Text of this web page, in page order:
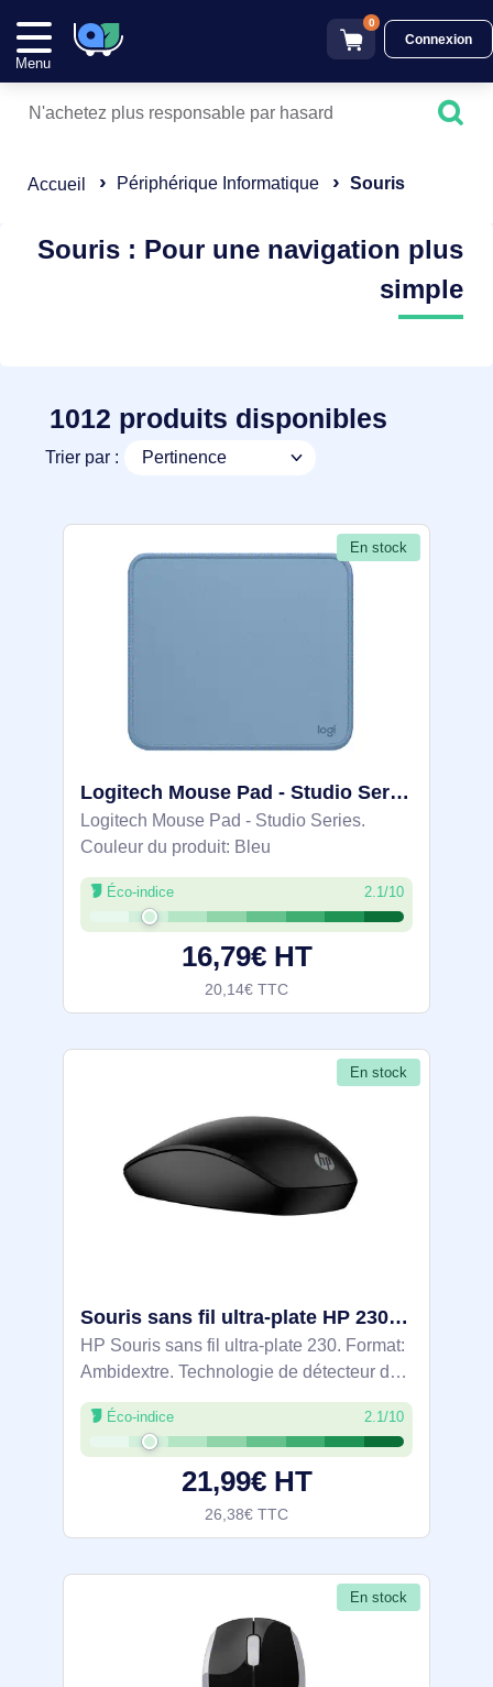
Menu
0
Connexion
Accueil Périphérique Informatique Souris
Souris : Pour une navigation plus
simple
1012 produits disponibles
Trier par :
En stock
Logitech Mouse Pad - Studio Series Bleu - 956-000051
Logitech Mouse Pad - Studio Series.
Couleur du produit: Bleu
Éco-indice 2.1/10
16,79€ HT
20,14€ TTC
En stock
Souris sans fil ultra-plate HP 230 - AJ7C2AA#ABB
HP Souris sans fil ultra-plate 230. Format:
Ambidextre. Technologie de détecteur de
mouvement: Optique, Interface de
l'appareil: RF sans fil, Résolution en
mouvement: 1600 DPI, Type de boutons:
Éco-indice 2.1/10
21,99€ HT
26,38€ TTC
En stock